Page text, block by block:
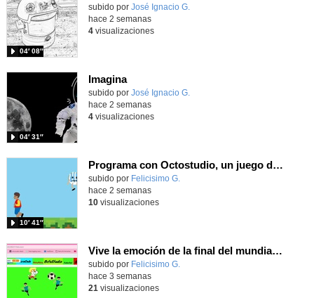
Contenido educativo.
subido por José Ignacio G.
04′ 08″
hace 2 semanas
4visualizaciones
Imagina
Contenido educativo.
subido por José Ignacio G.
04′ 31″
hace 2 semanas
4visualizaciones
Programa con Octostudio, un juego de 4 personajes ganando la copa del mundo saltando y esquivando rivales.
Contenido educativo.
subido por Felicisimo G.
10′ 41″
hace 2 semanas
10visualizaciones
Vive la emoción de la final del mundial programando con Scratch, un juego de toques y esquivar contrarios
Contenido educativo.
subido por Felicisimo G.
hace 3 semanas
21 visualizaciones